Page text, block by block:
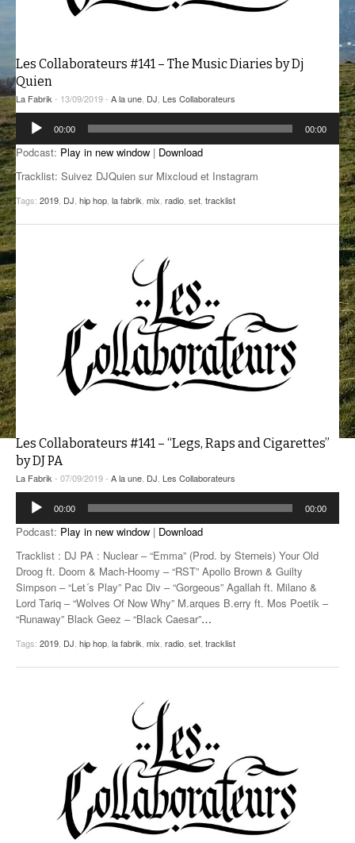
GROOVE N SUN
LA FABRIK POÉTIK
LA MINUTE LITTÉRAIRE
LA SOUTERRAINE
ZIRCONIUM
ANCIENNES ÉMISSIONS
PLUS DE MIX
Les Collaborateurs #141 – The Music Diaries by Dj
Quien
La Fabrik - 13/09/2019 - A la une DJ Les Collaborateurs
Lecteur
audio
00:00 00:00
Podcast: Play in new window | Download
Tracklist: Suivez DJQuien sur Mixcloud et Instagram
Tags: 2019 DJ hip hop la fabrik mix radio set tracklist
Les Collaborateurs #141 – “Legs, Raps and Cigarettes”
by DJ PA
La Fabrik - 07/09/2019 - A la une DJ Les Collaborateurs
Lecteur
audio
00:00 00:00
Podcast: Play in new window | Download
Tracklist : DJ PA : Nuclear – “Emma” (Prod. by Sterneis) Your Old
Droog ft. Doom & Mach-Hoomy – “RST” Apollo Brown & Guilty
Simpson – “Let´s Play” Pac Div – “Gorgeous” Agallah ft. Milano &
Lord Tariq – “Wolves Of Now Why” M.arques B.erry ft. Mos Poetik –
“Runaway” Black Geez – “Black Caesar”…
Tags: 2019 DJ hip hop la fabrik mix radio set tracklist